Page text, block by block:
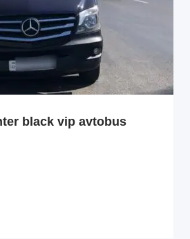
black vip avtobus